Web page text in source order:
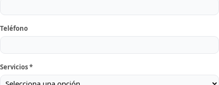
Teléfono
Servicios *